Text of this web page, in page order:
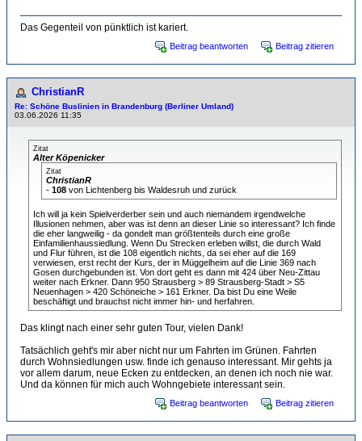
Das Gegenteil von pünktlich ist kariert.
Beitrag beantworten Beitrag zitieren
ChristianR
Re: Schöne Buslinien in Brandenburg (Berliner Umland)
03.06.2026 11:35
Zitat
Alter Köpenicker
Zitat
ChristianR
- 108 von Lichtenberg bis Waldesruh und zurück
Ich will ja kein Spielverderber sein und auch niemandem irgendwelche
Illusionen nehmen, aber was ist denn an dieser Linie so interessant? Ich finde
die eher langweilig - da gondelt man größtenteils durch eine große
Einfamilienhaussiedlung. Wenn Du Strecken erleben willst, die durch Wald
und Flur führen, ist die 108 eigentlich nichts, da sei eher auf die 169
verwiesen, erst recht der Kurs, der in Müggelheim auf die Linie 369 nach
Gosen durchgebunden ist. Von dort geht es dann mit 424 über Neu-Zittau
weiter nach Erkner. Dann 950 Strausberg > 89 Strausberg-Stadt > S5
Neuenhagen > 420 Schöneiche > 161 Erkner. Da bist Du eine Weile
beschäftigt und brauchst nicht immer hin- und herfahren.
Das klingt nach einer sehr guten Tour, vielen Dank!
Tatsächlich geht's mir aber nicht nur um Fahrten im Grünen. Fahrten
durch Wohnsiedlungen usw. finde ich genauso interessant. Mir gehts ja
vor allem darum, neue Ecken zu entdecken, an denen ich noch nie war.
Und da können für mich auch Wohngebiete interessant sein.
Beitrag beantworten Beitrag zitieren